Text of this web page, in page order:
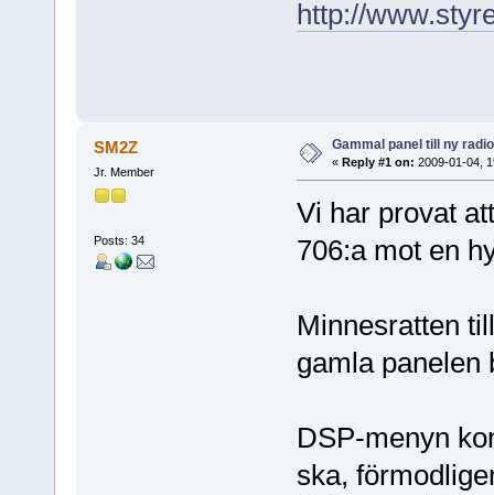
http://
SM2Z
Jr. Member
Posts: 34
Gammal panel till ny
« Reply #1 on: 2009-01-04,
Vi har provat
706:a mot en
Minnesratten
gamla panelen
DSP-menyn
ska,